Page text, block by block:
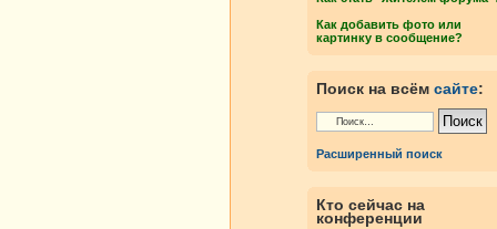
Как добавить фото или
картинку в сообщение?
Поиск на всём сайте:
Расширенный поиск
Кто сейчас на
конференции